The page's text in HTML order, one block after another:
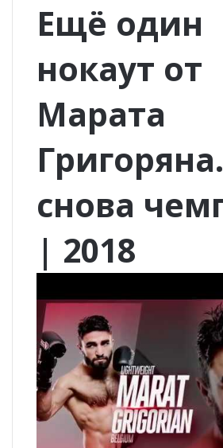
Ещё один
нокаут от
Марата
снова
| 2018